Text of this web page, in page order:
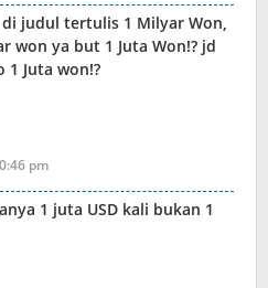
judul tertulis 1 Milyar Won,
won ya but 1 Juta Won!? jd
Juta won!?
pm
1 juta USD kali bukan 1